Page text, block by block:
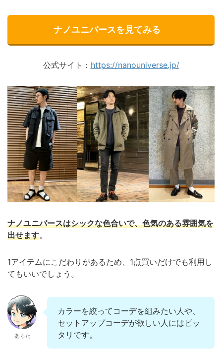
ナノユニバースを見てみる
公式サイト： https://nanouniverse.jp/
ナノユニバースはシックな色合いで、色気のある雰囲気を
出せます。
1アイテムにこだわりがあるため、1点買いだけでも利用し
てもいいでしょう。
あらた
カラーを絞ってコーデを組みたい人や、
セットアップコーデが欲しい人にはピッ
タリです。